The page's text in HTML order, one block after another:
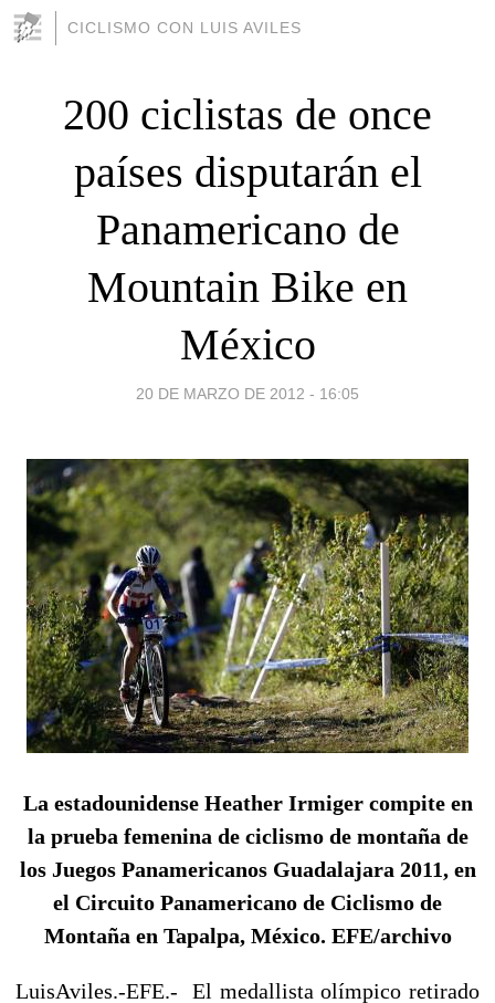
CICLISMO CON LUIS AVILES
200 ciclistas de once
países disputarán el
Panamericano de
Mountain Bike en
México
20 DE MARZO DE 2012 - 16:05
La estadounidense Heather Irmiger compite en
la prueba femenina de ciclismo de montaña de
los Juegos Panamericanos Guadalajara 2011, en
el Circuito Panamericano de Ciclismo de
Montaña en Tapalpa, México. EFE/archivo
LuisAviles.-EFE.-El medallista olímpico retirado